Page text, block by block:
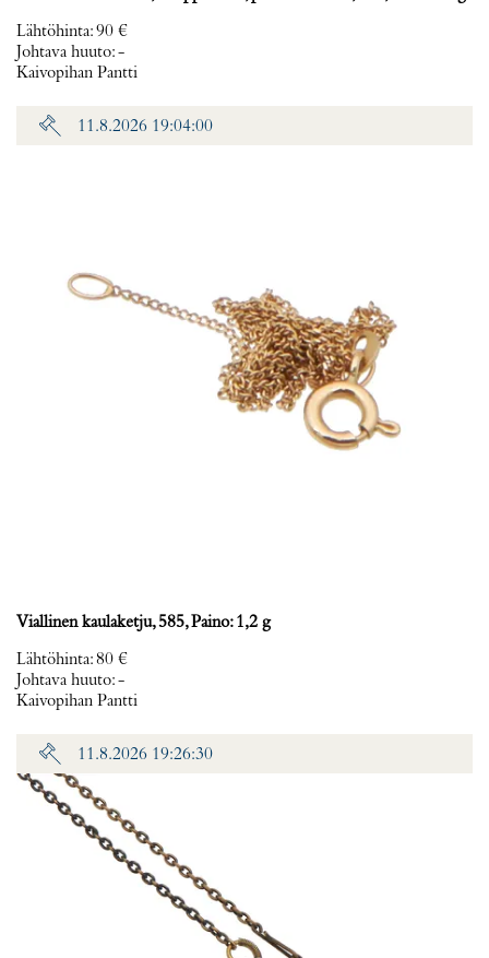
Lähtöhinta:90 €
Johtava huuto:-
Kaivopihan Pantti
11.8.2026 19:04:00
Viallinen kaulaketju, 585, Paino: 1,2 g
Lähtöhinta:80 €
Johtava huuto:-
Kaivopihan Pantti
11.8.2026 19:26:30